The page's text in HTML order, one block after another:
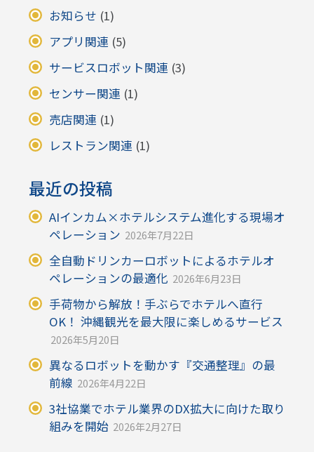
お知らせ (1)
アプリ関連 (5)
サービスロボット関連 (3)
センサー関連 (1)
売店関連 (1)
レストラン関連 (1)
最近の投稿
AIインカム×ホテルシステム進化する現場オ
ペレーション 2026年7月22日
全自動ドリンカーロボットによるホテルオ
ペレーションの最適化 2026年6月23日
手荷物から解放！手ぶらでホテルへ直行
OK！ 沖縄観光を最大限に楽しめるサービス
2026年5月20日
異なるロボットを動かす『交通整理』の最
前線 2026年4月22日
3社協業でホテル業界のDX拡大に向けた取り
組みを開始 2026年2月27日